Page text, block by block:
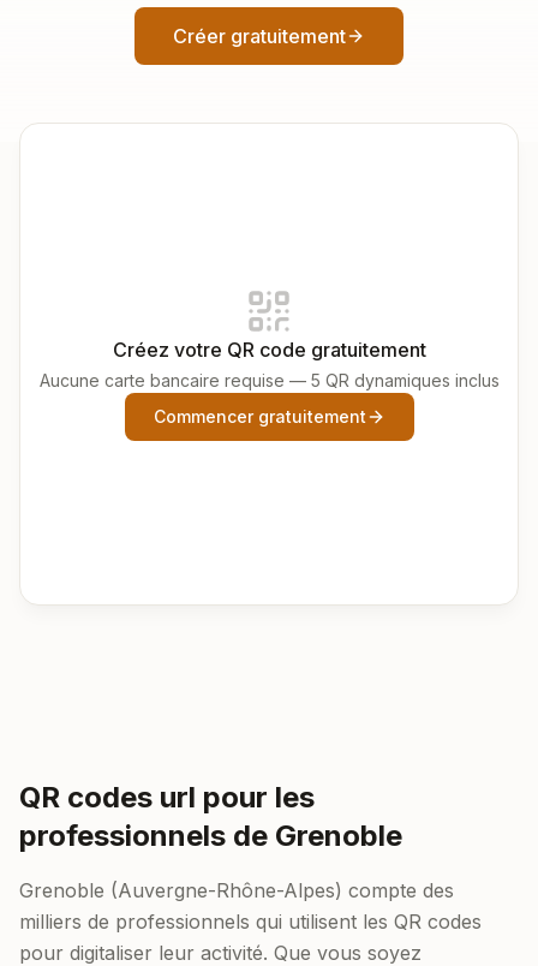
Créer gratuitement
Créez votre QR code gratuitement
Aucune carte bancaire requise — 5 QR dynamiques inclus
Commencer gratuitement
QR codes url pour les
professionnels de Grenoble
Grenoble (Auvergne-Rhône-Alpes) compte des
milliers de professionnels qui utilisent les QR codes
pour digitaliser leur activité. Que vous soyez